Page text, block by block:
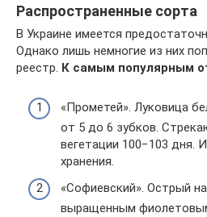
Распространенные сорта
В Украине имеется
Однако лишь немногие из них
реестр. К самым популярным
«Прометей». Луковица
от 5 до 6 зубков.
вегетации 100−103 дня.
хранения.
«Софиевский». Острый
выращенным